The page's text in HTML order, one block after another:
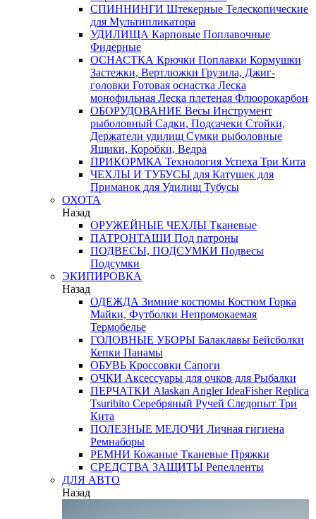
СПИННИНГИ Штекерные Телескопические
для Мультипликатора
УДИЛИЩА Карповые Поплавочные
Фидерные
ОСНАСТКА Крючки Поплавки Кормушки
Застежки, Вертлюжки Грузила, Джиг-
головки Готовая оснастка Леска
монофильная Леска плетеная Флюорокарбон
ОБОРУДОВАНИЕ Весы Инструмент
рыболовный Садки, Подсачеки Стойки,
Держатели удилищ Сумки рыболовные
Ящики, Коробки, Ведра
ПРИКОРМКА Технология Успеха Три Кита
ЧЕХЛЫ И ТУБУСЫ для Катушек для
Приманок для Удилищ Тубусы
ОХОТА
Назад
ОРУЖЕЙНЫЕ ЧЕХЛЫ Тканевые
ПАТРОНТАШИ Под патроны
ПОДВЕСЫ, ПОДСУМКИ Подвесы
Подсумки
ЭКИПИРОВКА
Назад
ОДЕЖДА Зимние костюмы Костюм Горка
Майки, Футболки Непромокаемая
Термобелье
ГОЛОВНЫЕ УБОРЫ Балаклавы Бейсболки
Кепки Панамы
ОБУВЬ Кроссовки Сапоги
ОЧКИ Аксессуары для очков для Рыбалки
ПЕРЧАТКИ Alaskan AnglerIdeaFisherReplica
Tsuribito Серебряный Ручей Следопыт Три
Кита
ПОЛЕЗНЫЕ МЕЛОЧИ Личная гигиена
Ремнаборы
РЕМНИ Кожаные Тканевые Пряжки
СРЕДСТВА ЗАЩИТЫ Репелленты
ДЛЯ АВТО
Назад